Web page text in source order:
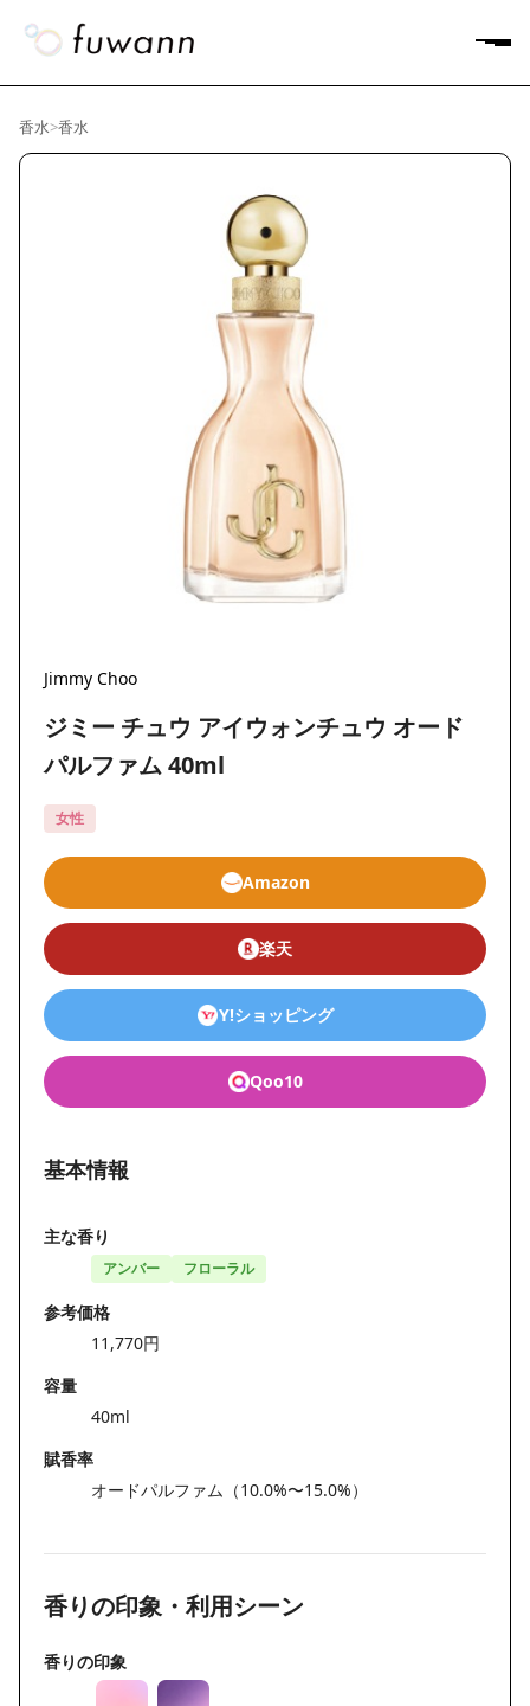
香水>香水
Jimmy Choo
ジミー チュウ アイウォンチュウ オード
パルファム 40ml
女性
Amazon
楽天
Y!ショッピング
Qoo10
基本情報
主な香り
アンバー フローラル
参考価格
11,770円
容量
40ml
賦香率
オードパルファム（10.0%〜15.0%）
香りの印象・利用シーン
香りの印象